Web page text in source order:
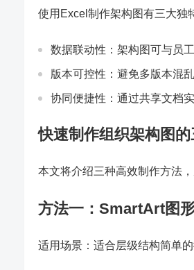
使用Excel制作架构图有三大独
数据联动性：架构图可与员
版本可控性：避免多版本混
协同便捷性：通过共享文档
快速制作组织架构图
本文将介绍三种高效制作方法
方法一：SmartArt图形
适用场景：适合层级结构简单